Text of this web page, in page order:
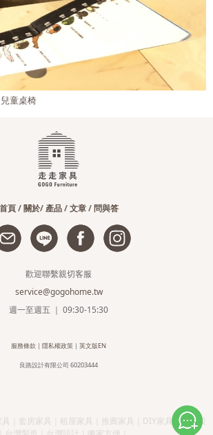
童桌椅
首頁/關於/產品/文章/問與答
歡迎聯繫親切客服
service@gogohome.tw
週一至週五 ｜ 09:30-15:30
服務條款 | 隱私權政策 | 英文版EN
良路設計有限公司 60203444
具｜套房家具｜租屋家具｜推薦家具｜DIY家具｜簡約設